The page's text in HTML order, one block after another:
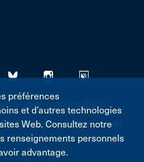
de responsabilité
renseignements personnels
préférences
et d’autres technologies
Web. Consultez notre
renseignements personnels
advantage.